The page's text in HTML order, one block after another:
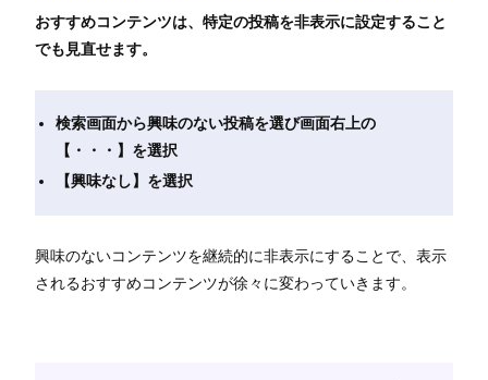
おすすめコンテンツは、特定の投稿を非表示に設定すること
でも見直せます。
検索画面から興味のない投稿を選び画面右上の
【・・・】を選択
【興味なし】を選択
興味のないコンテンツを継続的に非表示にすることで、表示
されるおすすめコンテンツが徐々に変わっていきます。